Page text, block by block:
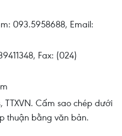
093.5958688, Email:
Fax: (024)
TTXVN. Cấm sao chép dưới
thuận bằng văn bản.